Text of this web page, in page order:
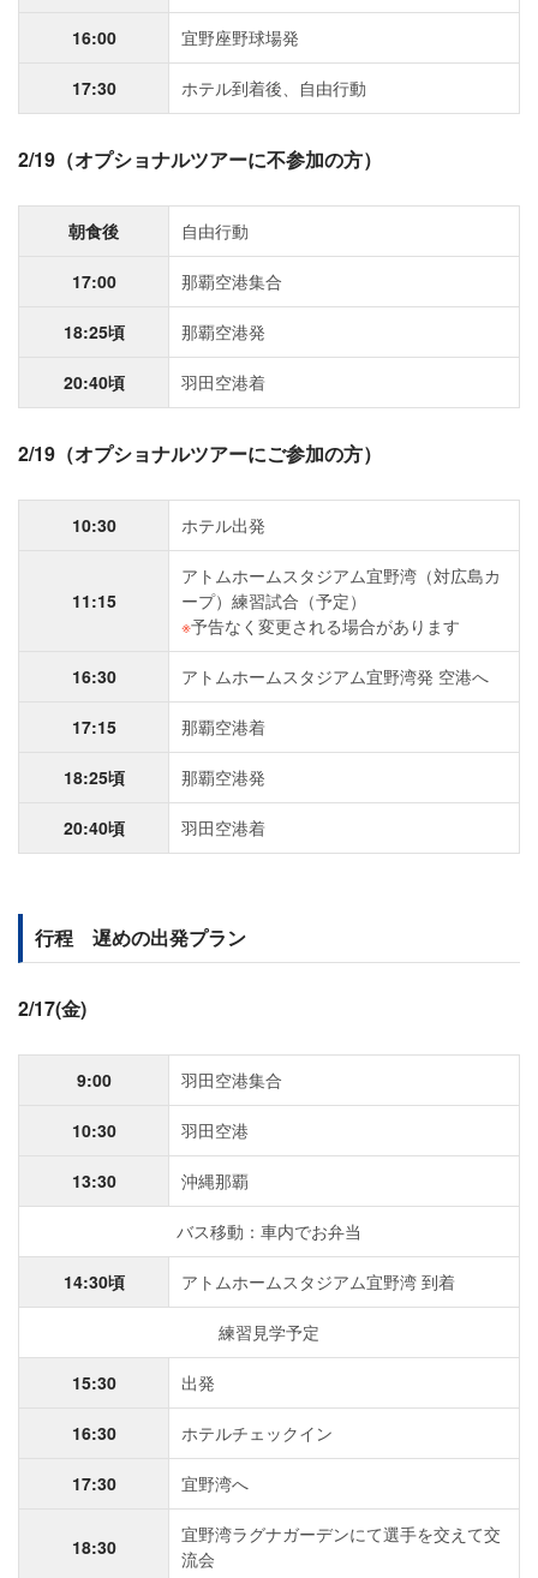
16:00 宜野座野球場発
17:30 ホテル到着後、自由行動
2/19（オプショナルツアーに不参加の方）
朝食後 自由行動
17:00 那覇空港集合
18:25頃 那覇空港発
20:40頃 羽田空港着
2/19（オプショナルツアーにご参加の方）
10:30 ホテル出発
11:15
アトムホームスタジアム宜野湾（対広島カ
ープ）練習試合（予定）
※予告なく変更される場合があります
16:30 アトムホームスタジアム宜野湾発 空港へ
17:15 那覇空港着
18:25頃 那覇空港発
20:40頃 羽田空港着
行程 遅めの出発プラン
2/17(金)
9:00 羽田空港集合
10:30 羽田空港
13:30 沖縄那覇
バス移動：車内でお弁当
14:30頃 アトムホームスタジアム宜野湾 到着
練習見学予定
15:30 出発
16:30 ホテルチェックイン
17:30 宜野湾へ
18:30
宜野湾ラグナガーデンにて選手を交えて交
流会